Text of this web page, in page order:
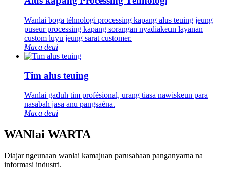
Wanlai boga téhnologi processing kapang alus teuing jeung
puseur processing kapang sorangan nyadiakeun layanan
custom luyu jeung sarat customer.
Maca deui
Tim alus teuing
Wanlai gaduh tim profésional, urang tiasa nawiskeun para
nasabah jasa anu pangsaéna.
Maca deui
WANlai WARTA
Diajar ngeunaan wanlai kamajuan parusahaan panganyarna na
informasi industri.